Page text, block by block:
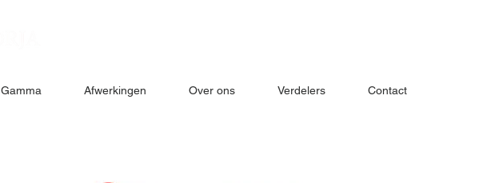
Gamma Afwerkingen Over ons Verdelers Contact